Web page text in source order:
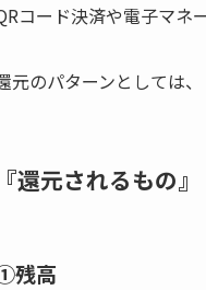
コード決済や電子マネ
元のパターンとしては
『還元されるもの』
残高